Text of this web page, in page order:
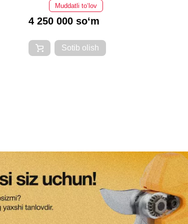
Muddatli to‘lov
4 250 000 so‘m
Sotib olish